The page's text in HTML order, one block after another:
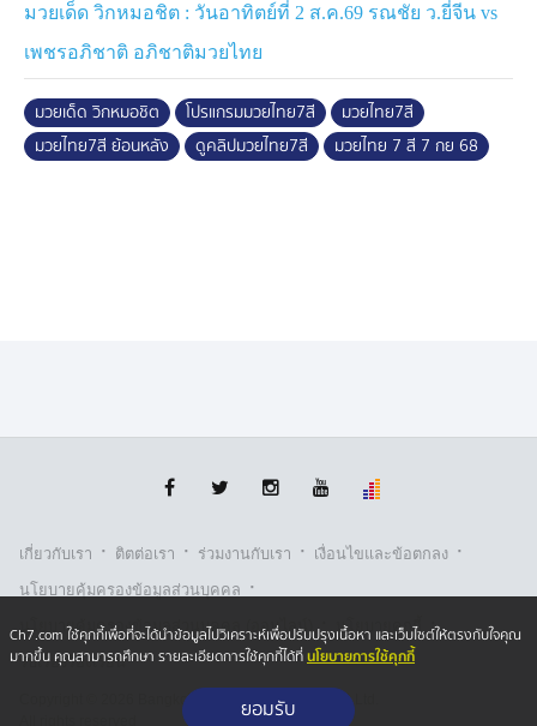
มวยเด็ด วิกหมอชิต : วันอาทิตย์ที่ 2 ส.ค.69 รณชัย ว.ยี่จีน vs
เพชรอภิชาติ อภิชาติมวยไทย
มวยเด็ด วิกหมอชิต โปรแกรมมวยไทย7สี
มวยไทย7สี
มวยไทย7สี ย้อนหลัง
ดูคลิปมวยไทย7สี มวยไทย 7 สี 7 กย 68
เกี่ยวกับเรา · ติตต่อเรา · ร่วมงานกับเรา · เงื่อนไขและข้อตกลง ·
นโยบายคุ้มครองข้อมูลส่วนบุคคล ·
นโยบายคุ้มครองข้อมูลส่วนบุคคล (ออนไลน์) · นโยบายคุกกี้ ·
รับเรื่องร้องเรียน
Copyright © 2026 Bangkok Broadcasting & T.V. Co.,Ltd.
Ch7.com ใช้คุกกี้เพื่อที่จะได้นำข้อมูลไปวิเคราะห์เพื่อปรับปรุงเนื้อหา และเว็บไซต์ให้ตรงกับใจคุณ
มากขึ้น คุณสามารถศึกษา รายละเอียดการใช้คุกกี้ได้ที่นโยบายการใช้คุกกี้
ยอมรับ